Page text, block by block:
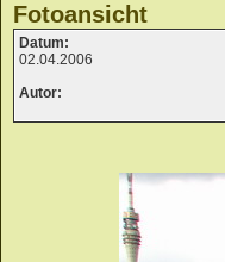
Fotoansicht
Datum:
02.04.2006
Autor: